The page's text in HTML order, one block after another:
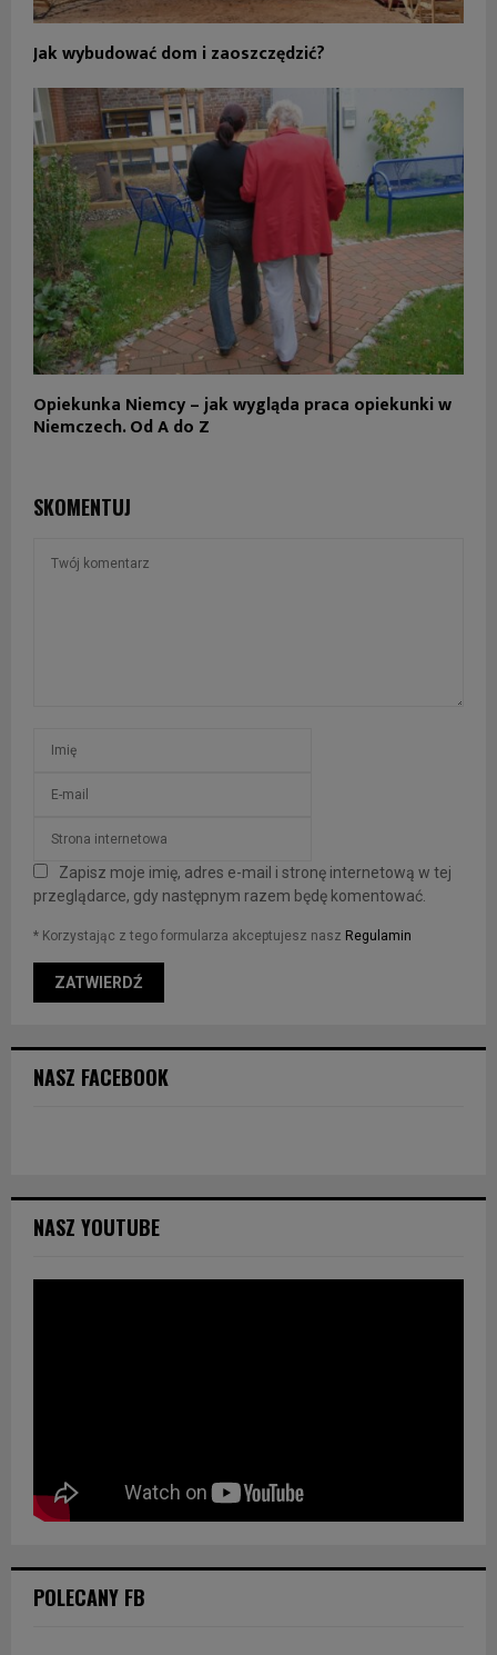
Jak wybudować dom i zaoszczędzić?
Opiekunka Niemcy – jak wygląda praca opiekunki w
Niemczech. Od A do Z
SKOMENTUJ
Zapisz moje imię, adres e-mail i stronę internetową w tej
przeglądarce, gdy następnym razem będę komentować.
* Korzystając z tego formularza akceptujesz nasz Regulamin
NASZ FACEBOOK
NASZ YOUTUBE
POLECANY FB